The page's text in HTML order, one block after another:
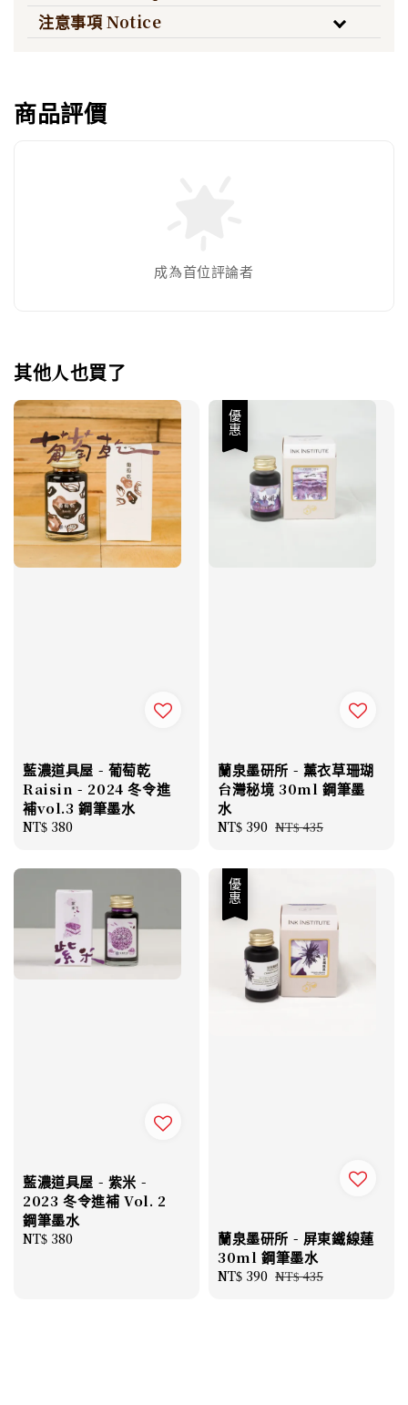
注意事項 Notice
商品評價
成為首位評論者
其他人也買了
藍濃道具屋 - 葡萄乾
Raisin - 2024 冬令進
補vol.3 鋼筆墨水
Regular
NT$ 380
優惠
蘭泉墨研所 - 薰衣草珊瑚
台灣秘境 30ml 鋼筆墨
水
Sale
NT$ 390 Regular
NT$ 435
藍濃道具屋 - 紫米 -
2023 冬令進補 Vol. 2
鋼筆墨水
Regular
NT$ 380
優惠
蘭泉墨研所 - 屏東鐵線蓮
30ml 鋼筆墨水
Sale
NT$ 390 Regular
NT$ 435